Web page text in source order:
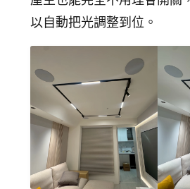
以自動把光調整到位。